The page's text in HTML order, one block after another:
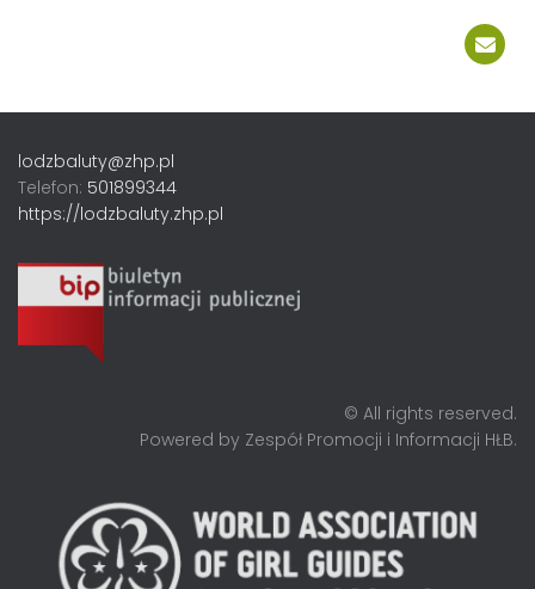
lodzbaluty@zhp.pl
Telefon: 501899344
https://lodzbaluty.zhp.pl
© All rights reserved.
Powered by Zespół Promocji i Informacji HŁB.